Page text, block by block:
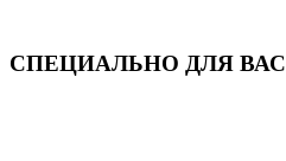
СПЕЦИАЛЬНО ДЛЯ ВАС